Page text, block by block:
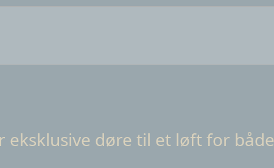
eksklusive døre til et løft for både